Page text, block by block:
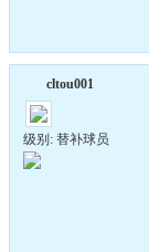
cltou001
级别: 替补球员